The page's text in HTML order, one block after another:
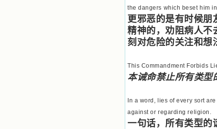
the dangers which beset him
更邪恶的是有时候朋
精神的，劝阻病人不
刻对危险的关注和想
This Commandment Forbids
本诫命禁止所有类型
In a word, lies of every sort
against or regarding religion.
一句话，所有类型的